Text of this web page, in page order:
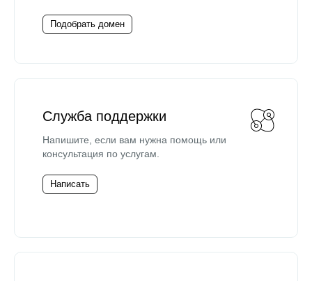
Подобрать домен
Служба поддержки
Напишите, если вам нужна помощь или
консультация по услугам.
Написать